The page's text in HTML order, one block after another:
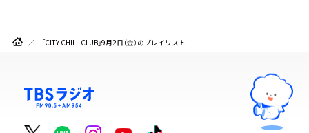
「CITY CHILL CLUB」9月2日（金）のプレイリスト